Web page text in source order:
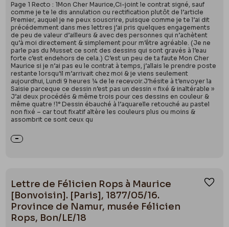
Page 1 Recto : 1Mon Cher Maurice,Ci-joint le contrat signé, sauf
comme je te le dis annulation ou rectification plutôt de l’article
Premier, auquel je ne peux souscrire, puisque comme je te l’ai dit
précédemment dans mes lettres j’ai pris quelques engagements
de peu de valeur d’ailleurs & avec des personnes qui n’achètent
qu’à moi directement & simplement pour m’être agréable. (Je ne
parle pas du Musset ce sont des dessins qui sont gravés à l’eau
forte c’est endehors de cela.) C’est un peu de ta faute Mon Cher
Maurice si je n’ai pas eu le contrat à temps, j’allais le prendre poste
restante lorsqu’il m’arrivait chez moi & je viens seulement
aujourdhui, Lundi 9 heures ¼ de le recevoir.J’hésite à t’envoyer la
Saisie parceque ce dessin n’est pas un dessin « fixé & inaltérable »
J’ai deux procédés & même trois pour ces dessins en couleur &
même quatre !1° Dessin ébauché à l’aquarelle retouché au pastel
non fixé – car tout fixatif altère les couleurs plus ou moins &
assombrit ce sont ceux qu
Lettre de Félicien Rops à Maurice
[Bonvoisin]. [Paris], 1877/05/16.
Province de Namur, musée Félicien
Rops, Bon/LE/18